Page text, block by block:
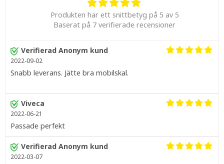
Produkten har ett snittbetyg på 5 av 5
Baserat på 7 verifierade recensioner
Verifierad Anonym kund
2022-09-02
Snabb leverans. Jätte bra mobilskal.
Viveca
2022-06-21
Passade perfekt
Verifierad Anonym kund
2022-03-07